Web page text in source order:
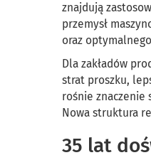
znajdują
przemysł
oraz
Dla zakładów
strat proszku,
rośnie znaczenie
Nowa struktura
35 lat